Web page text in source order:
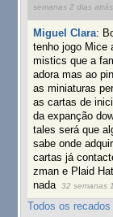
semanas 2 dias atrás
Miguel Clara:
tenho jogo Mice
mistics que a
adora mas ao
as miniaturas
as cartas de
da expanção
tales será que
sabe onde
cartas já
zman e Plaid
nada
32 semanas
Todos os recados